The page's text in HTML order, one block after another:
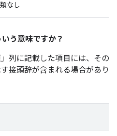
なし
う意味ですか？
列に記載した項目には、その
接頭辞が含まれる場合があり